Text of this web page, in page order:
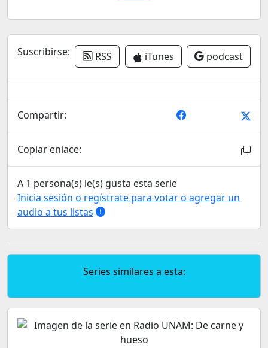
Suscribirse: RSS iTunes podcast
Compartir:
Copiar enlace:
A 1 persona(s) le(s) gusta esta serie
Inicia sesión o regístrate para votar o agregar un
audio a tus listas
Series similares a esta: